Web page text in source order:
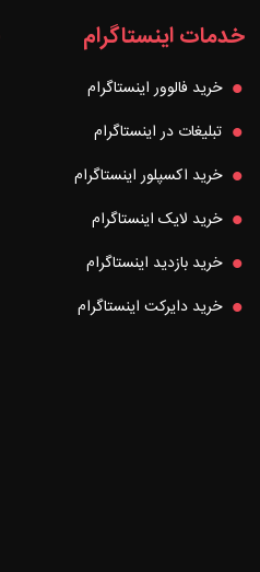
خدمات اینستاگرام
خرید فالوور اینستاگرام
تبلیغات در اینستاگرام
خرید اکسپلور اینستاگرام
خرید لایک اینستاگرام
خرید بازدید اینستاگرام
خرید دایرکت اینستاگرام